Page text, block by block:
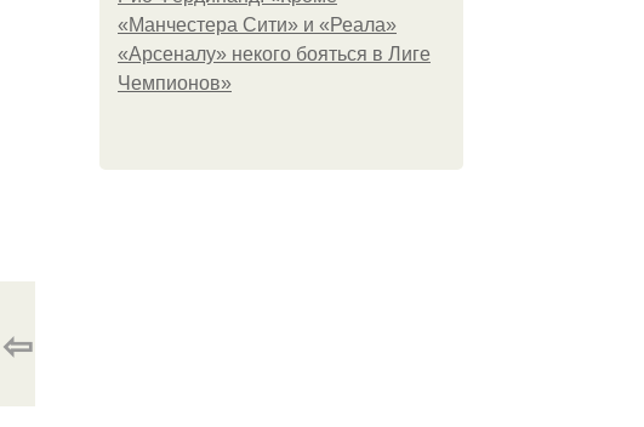
«Манчестера Сити» и «Реала»
«Арсеналу» некого бояться в Лиге
Чемпионов»
⇦